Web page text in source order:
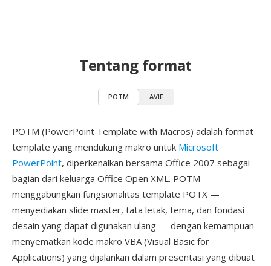
Tentang format
POTM AVIF
POTM (PowerPoint Template with Macros) adalah format
template yang mendukung makro untuk Microsoft
PowerPoint, diperkenalkan bersama Office 2007 sebagai
bagian dari keluarga Office Open XML. POTM
menggabungkan fungsionalitas template POTX —
menyediakan slide master, tata letak, tema, dan fondasi
desain yang dapat digunakan ulang — dengan kemampuan
menyematkan kode makro VBA (Visual Basic for
Applications) yang dijalankan dalam presentasi yang dibuat